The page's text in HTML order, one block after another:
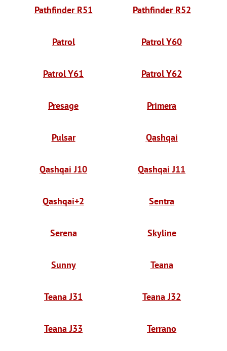
Pathfinder R51 Pathfinder R52
Patrol Patrol Y60
Patrol Y61 Patrol Y62
Presage Primera
Pulsar Qashqai
Qashqai J10 Qashqai J11
Qashqai+2 Sentra
Serena Skyline
Sunny Teana
Teana J31 Teana J32
Teana J33 Terrano